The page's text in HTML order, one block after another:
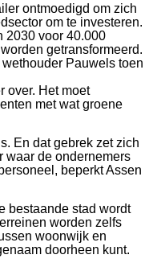
ontmoedigd om zich
om te investeren.
2030 voor 40.000
getransformeerd.
Pauwels toen
over. Het moet
met wat groene
En dat gebrek zet zich
waar de ondernemers
beperkt Assen
bestaande stad wordt
worden zelfs
woonwijk en
doorheen kunt.